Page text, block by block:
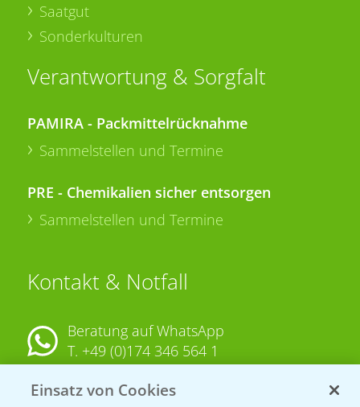
Saatgut
Sonderkulturen
Verantwortung & Sorgfalt
PAMIRA - Packmittelrücknahme
Sammelstellen und Termine
PRE - Chemikalien sicher entsorgen
Sammelstellen und Termine
Kontakt & Notfall
Beratung auf WhatsApp
T. +49 (0)174 346 564 1
KONTAKT
Einsatz von Cookies